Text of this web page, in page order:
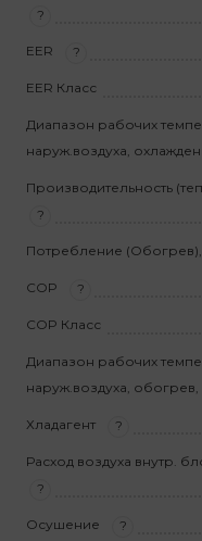
?
EER ?
EER Класс
Диапазон рабочих
наруж.воздуха,
Производительность
?
Потребление (Обогрев),
COP ?
COP Класс
Диапазон рабочих
наруж.воздуха, обогрев,
Хладагент ?
Расход воздуха внутр.
?
Осушение ?